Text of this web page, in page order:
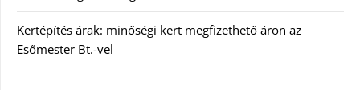
Kertépítés árak: minőségi kert megfizethető áron az
Esőmester Bt.-vel